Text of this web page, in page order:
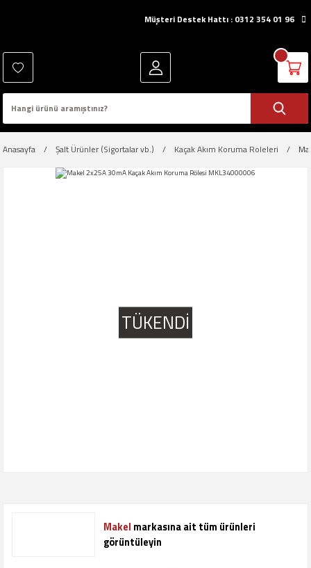
Müşteri Destek Hattı : 0312 354 01 96
Anasayfa Şalt Ürünler (Sigortalar vb.) Kaçak Akım Koruma Roleleri
TÜKENDİ
Makel markasına ait tüm ürünleri
görüntüleyin